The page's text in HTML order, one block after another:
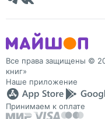
Все права защищены ©
книг»
Наше приложение
Принимаем к оплате